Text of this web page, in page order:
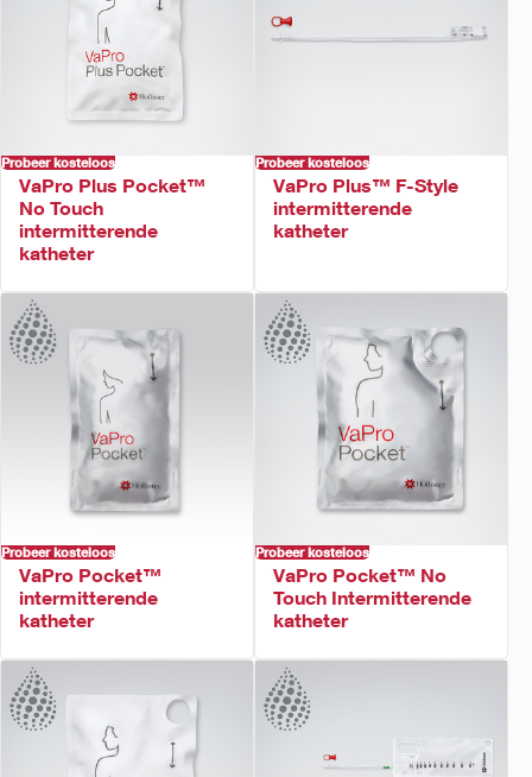
Probeer kosteloos
VaPro Plus Pocket™
No Touch
intermitterende
katheter
Probeer kosteloos
VaPro Plus™ F-Style
intermitterende
katheter
Probeer kosteloos
VaPro Pocket™
intermitterende
katheter
Probeer kosteloos
VaPro Pocket™ No
Touch Intermitterende
katheter